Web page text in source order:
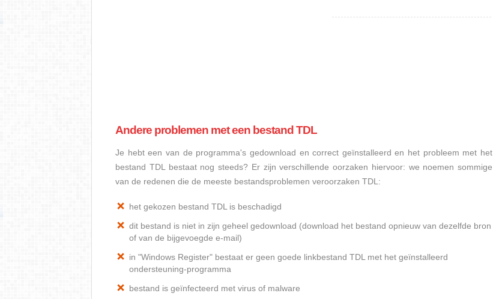
Andere problemen met een bestand TDL
Je hebt een van de programma's gedownload en correct geïnstalleerd en het probleem met het
bestand TDL bestaat nog steeds? Er zijn verschillende oorzaken hiervoor: we noemen sommige
van de redenen die de meeste bestandsproblemen veroorzaken TDL:
het gekozen bestand TDL is beschadigd
dit bestand is niet in zijn geheel gedownload (download het bestand opnieuw van dezelfde bron
of van de bijgevoegde e-mail)
in "Windows Register" bestaat er geen goede linkbestand TDL met het geïnstalleerd
ondersteuning-programma
bestand is geïnfecteerd met virus of malware